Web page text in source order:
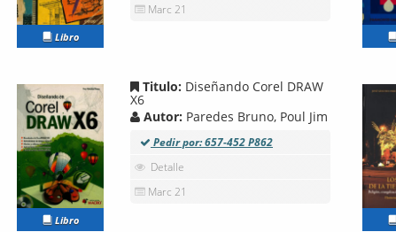
Libro
Marc 21
Libro
Titulo: Diseñando Corel DRAW
X6
Autor: Paredes Bruno, Poul Jim
Pedir por: 657-452 P862
Detalle
Marc 21